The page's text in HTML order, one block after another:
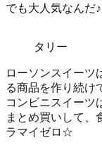
でも大人気なんだ♪
タリー
ローソンスイーツ
る商品を作り続
コンビニスイーツ
まとめ買いして、
ラマイゼロ☆